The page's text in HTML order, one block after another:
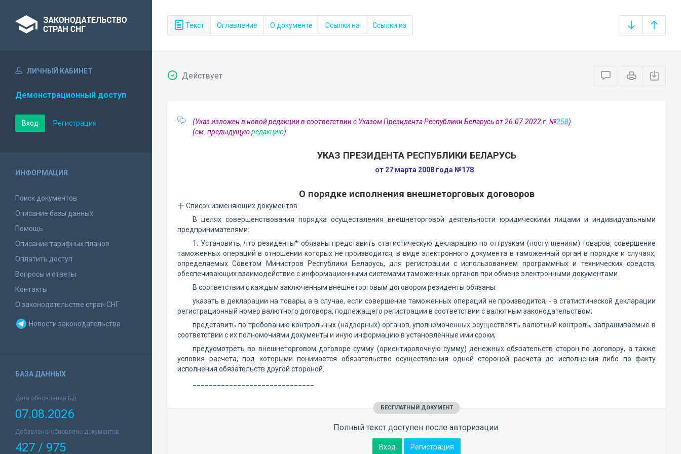
Текст Оглавление О документе Ссылки на Ссылки из
ЛИЧНЫЙ КАБИНЕТ
Демонстрационный доступ
Вход Регистрация
ИНФОРМАЦИЯ
Поиск документов
Описание базы данных
Помощь
Описание тарифных планов
Оплатить доступ
Вопросы и ответы
Контакты
О законодательстве стран СНГ
Новости законодательства
БАЗА ДАННЫХ
Дата обновления БД:
07.08.2026
Добавлено/обновлено документов:
427 / 975
Действует
(Указ изложен в новой редакции в соответствии с Указом Президента Республики Беларусь от 26.07.2022 г. №258)
(см. предыдущуюредакцию)
УКАЗ ПРЕЗИДЕНТА РЕСПУБЛИКИ БЕЛАРУСЬ
от 27 марта 2008 года №178
О порядке исполнения внешнеторговых договоров
Список изменяющих документов
В целях совершенствования порядка осуществления внешнеторговой деятельности юридическими лицами и индивидуальными
предпринимателями:
1. Установить, что резиденты* обязаны представить статистическую декларацию по отгрузкам (поступлениям) товаров, совершение
таможенных операций в отношении которых не производится, в виде электронного документа в таможенный орган в порядке и случаях,
определяемых Советом Министров Республики Беларусь, для регистрации с использованием программных и технических средств,
обеспечивающих взаимодействие с информационными системами таможенных органов при обмене электронными документами.
В соответствии с каждым заключенным внешнеторговым договором резиденты обязаны:
указать в декларации на товары, а в случае, если совершение таможенных операций не производится, - в статистической декларации
регистрационный номер валютного договора, подлежащего регистрации в соответствии с валютным законодательством;
представить по требованию контрольных (надзорных) органов, уполномоченных осуществлять валютный контроль, запрашиваемые в
соответствии с их полномочиями документы и иную информацию в установленные ими сроки;
предусмотреть во внешнеторговом договоре сумму (ориентировочную сумму) денежных обязательств сторон по договору, а также
условия расчета, под которыми понимается обязательство осуществления одной стороной расчета до исполнения либо по факту
исполнения обязательств другой стороной.
БЕСПЛАТНЫЙ ДОКУМЕНТ
Полный текст доступен после авторизации.
Вход Регистрация